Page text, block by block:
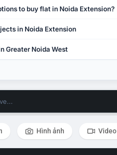
to buy flat in Noida Extension?
in Noida Extension
Greater Noida West
Hình ảnh Video